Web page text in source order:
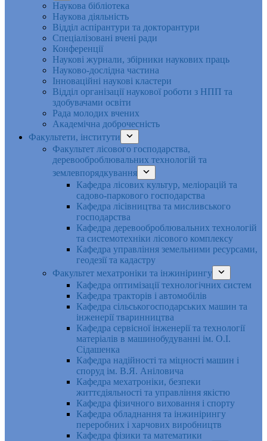
Наукова бібліотека
Наукова діяльність
Відділ аспірантури та докторантури
Спеціалізовані вчені ради
Конференції
Наукові журнали, збірники наукових праць
Науково-дослідна частина
Інноваційні наукові кластери
Відділ організації наукової роботи з НПП та
здобувачами освіти
Рада молодих вчених
Академічна доброчесність
Факультети, інститути
Факультет лісового господарства,
деревооброблювальних технологій та
землевпорядкування
Кафедра лісових культур, меліорацій та
садово-паркового господарства
Кафедра лісівництва та мисливського
господарства
Кафедра деревооброблювальних технологій
та системотехніки лісового комплексу
Кафедра управління земельними ресурсами,
геодезії та кадастру
Факультет мехатроніки та інжинірингу
Кафедра оптимізації технологічних систем
Кафедра тракторів і автомобілів
Кафедра сільськогосподарських машин та
інженерії тваринництва
Кафедра cервісної інженерії та технології
матеріалів в машинобудуванні ім. О.І.
Сідашенка
Кафедра надійності та міцності машин і
споруд ім. В.Я. Аніловича
Кафедра мехатроніки, безпеки
життєдіяльності та управління якістю
Кафедра фізичного виховання і спорту
Кафедра обладнання та інжинірингу
переробних і харчових виробництв
Кафедра фізики та математики